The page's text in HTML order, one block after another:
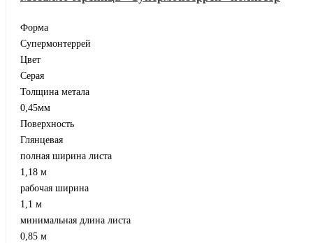
Форма
Супермонтеррей
Цвет
Серая
Толщина метала
0,45мм
Поверхность
Глянцевая
полная ширина листа
1,18 м
рабочая ширина
1,1 м
минимальная длина листа
0,85 м